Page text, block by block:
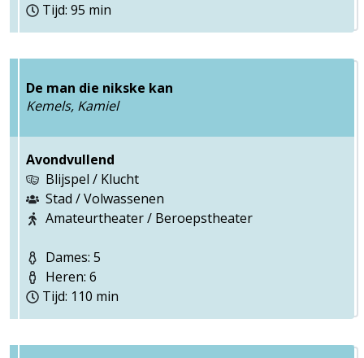
Tijd: 95 min
De man die nikske kan
Kemels, Kamiel
Avondvullend
Blijspel / Klucht
Stad / Volwassenen
Amateurtheater / Beroepstheater
Dames: 5
Heren: 6
Tijd: 110 min